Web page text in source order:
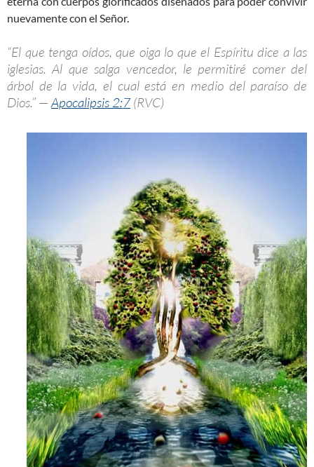
nuevamente con el Señor.
“El que tenga oídos, que oiga lo que el Espíritu dice a las
iglesias. Al que salga vencedor, le permitiré comer del
árbol de la vida, el cual está en medio del paraíso de
Dios.” —Apocalipsis 2:7(RVC)